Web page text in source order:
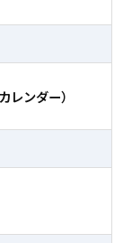
レンダー）